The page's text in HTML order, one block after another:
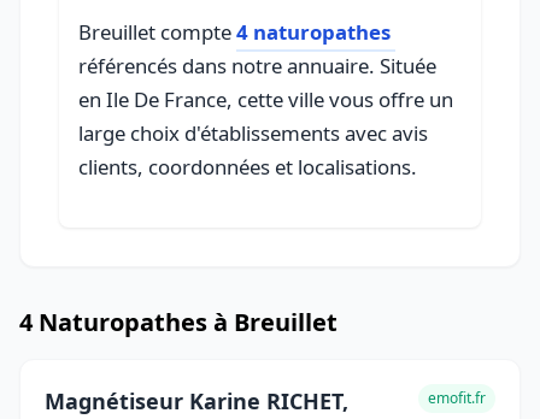
Breuillet compte4 naturopathes
référencés dans notre annuaire. Située
en Ile De France, cette ville vous offre un
large choix d'établissements avec avis
clients, coordonnées et localisations.
4 Naturopathes à Breuillet
Magnétiseur Karine RICHET,
emofit.fr